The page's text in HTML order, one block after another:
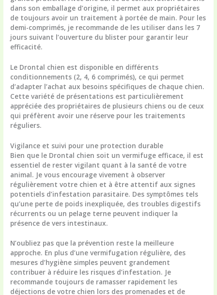
dans son emballage d’origine, il permet aux propriétaires
de toujours avoir un traitement à portée de main. Pour les
demi-comprimés, je recommande de les utiliser dans les 7
jours suivant l’ouverture du blister pour garantir leur
efficacité.
Le Drontal chien est disponible en différents
conditionnements (2, 4, 6 comprimés), ce qui permet
d’adapter l’achat aux besoins spécifiques de chaque chien.
Cette variété de présentations est particulièrement
appréciée des propriétaires de plusieurs chiens ou de ceux
qui préfèrent avoir une réserve pour les traitements
réguliers.
Vigilance et suivi pour une protection durable
Bien que le Drontal chien soit un vermifuge efficace, il est
essentiel de rester vigilant quant à la santé de votre
animal. Je vous encourage vivement à observer
régulièrement votre chien et à être attentif aux signes
potentiels d’infestation parasitaire. Des symptômes tels
qu’une perte de poids inexpliquée, des troubles digestifs
récurrents ou un pelage terne peuvent indiquer la
présence de vers intestinaux.
N’oubliez pas que la prévention reste la meilleure
approche. En plus d’une vermifugation régulière, des
mesures d’hygiène simples peuvent grandement
contribuer à réduire les risques d’infestation. Je
recommande toujours de ramasser rapidement les
déjections de votre chien lors des promenades et de